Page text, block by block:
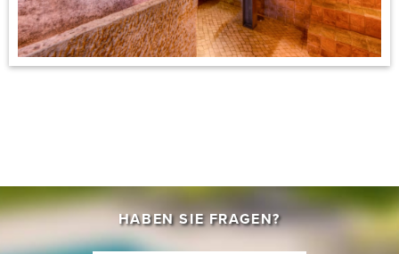
HABEN SIE FRAGEN?